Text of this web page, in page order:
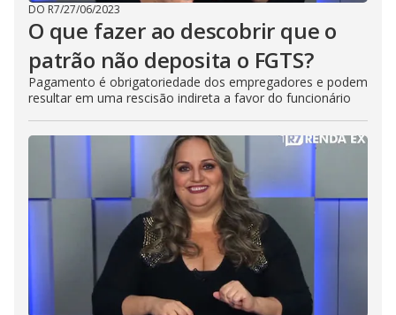
DO R7/27/06/2023
O que fazer ao descobrir que o
patrão não deposita o FGTS?
Pagamento é obrigatoriedade dos empregadores e podem
resultar em uma rescisão indireta a favor do funcionário